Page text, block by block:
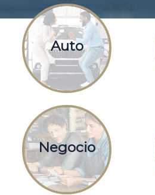
Auto
Negocio